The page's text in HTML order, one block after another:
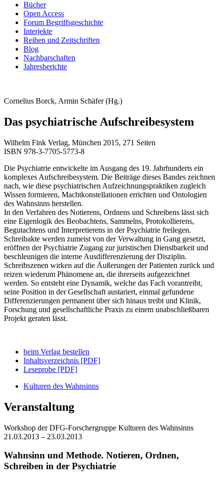
Bücher
Open Access
Forum Begriffsgeschichte
Interjekte
Reihen und Zeitschriften
Blog
Nachbarschaften
Jahresberichte
Cornelius Borck, Armin Schäfer (Hg.)
Das psychiatrische Aufschreibesystem
Wilhelm Fink Verlag, München 2015, 271 Seiten
ISBN 978-3-7705-5773-8
Die Psychiatrie entwickelte im Ausgang des 19. Jahrhunderts ein
komplexes Aufschreibesystem. Die Beiträge dieses Bandes zeichnen
nach, wie diese psychiatrischen Aufzeichnungspraktiken zugleich
Wissen formieren, Machtkonstellationen errichten und Ontologien
des Wahnsinns herstellen.
In den Verfahren des Notierens, Ordnens und Schreibens lässt sich
eine Eigenlogik des Beobachtens, Sammelns, Protokollierens,
Begutachtens und Interpretierens in der Psychiatrie freilegen.
Schreibakte werden zumeist von der Verwaltung in Gang gesetzt,
eröffnen der Psychiatrie Zugang zur juristischen Dienstbarkeit und
beschleunigen die interne Ausdifferenzierung der Disziplin.
Schreibszenen wirken auf die Äußerungen der Patienten zurück und
reizen wiederum Phänomene an, die ihrerseits aufgezeichnet
werden. So entsteht eine Dynamik, welche das Fach vorantreibt,
seine Position in der Gesellschaft austariert, einmal gefundene
Differenzierungen permanent über sich hinaus treibt und Klinik,
Forschung und gesellschaftliche Praxis zu einem unabschließbaren
Projekt geraten lässt.
beim Verlag bestellen
Inhaltsverzeichnis [PDF]
Leseprobe [PDF]
Kulturen des Wahnsinns
Veranstaltung
Workshop der DFG-Forschergruppe Kulturen des Wahnsinns
21.03.2013 – 23.03.2013
Wahnsinn und Methode. Notieren, Ordnen,
Schreiben in der Psychiatrie